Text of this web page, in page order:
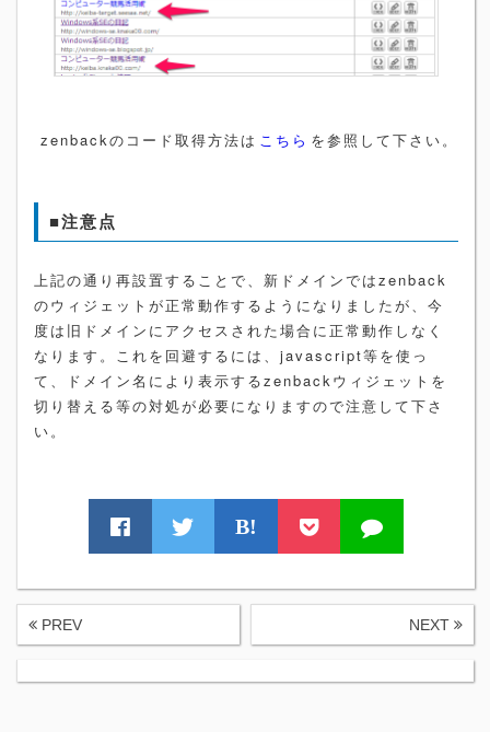
zenbackのコード取得方法は こちら を参照して下さい。
■注意点
上記の通り再設置することで、新ドメインではzenback
のウィジェットが正常動作するようになりましたが、今
度は旧ドメインにアクセスされた場合に正常動作しなく
なります。これを回避するには、javascript等を使っ
て、ドメイン名により表示するzenbackウィジェットを
切り替える等の対処が必要になりますので注意して下さ
い。
B!
PREV NEXT